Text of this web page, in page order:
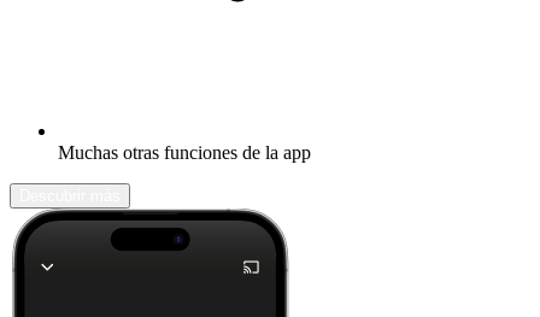
Muchas otras funciones de la app